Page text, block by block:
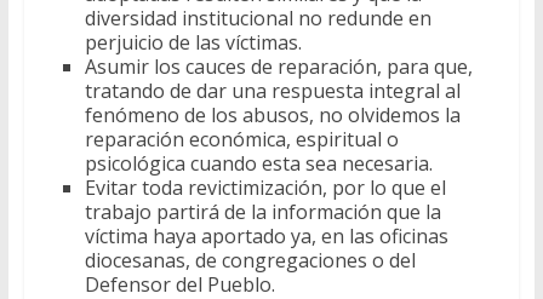
diversidad institucional no redunde en
perjuicio de las víctimas.
Asumir los cauces de reparación, para que,
tratando de dar una respuesta integral al
fenómeno de los abusos, no olvidemos la
reparación económica, espiritual o
psicológica cuando esta sea necesaria.
Evitar toda revictimización, por lo que el
trabajo partirá de la información que la
víctima haya aportado ya, en las oficinas
diocesanas, de congregaciones o del
Defensor del Pueblo.